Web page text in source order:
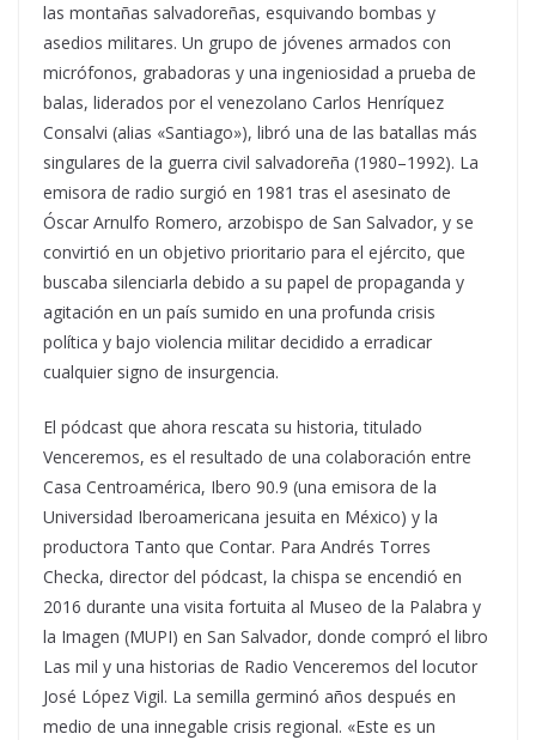
las montañas salvadoreñas, esquivando bombas y
asedios militares. Un grupo de jóvenes armados con
micrófonos, grabadoras y una ingeniosidad a prueba de
balas, liderados por el venezolano Carlos Henríquez
Consalvi (alias «Santiago»), libró una de las batallas más
singulares de la guerra civil salvadoreña (1980–1992). La
emisora de radio surgió en 1981 tras el asesinato de
Óscar Arnulfo Romero, arzobispo de San Salvador, y se
convirtió en un objetivo prioritario para el ejército, que
buscaba silenciarla debido a su papel de propaganda y
agitación en un país sumido en una profunda crisis
política y bajo violencia militar decidido a erradicar
cualquier signo de insurgencia.
El pódcast que ahora rescata su historia, titulado
Venceremos, es el resultado de una colaboración entre
Casa Centroamérica, Ibero 90.9 (una emisora de la
Universidad Iberoamericana jesuita en México) y la
productora Tanto que Contar. Para Andrés Torres
Checka, director del pódcast, la chispa se encendió en
2016 durante una visita fortuita al Museo de la Palabra y
la Imagen (MUPI) en San Salvador, donde compró el libro
Las mil y una historias de Radio Venceremos del locutor
José López Vigil. La semilla germinó años después en
medio de una innegable crisis regional. «Este es un